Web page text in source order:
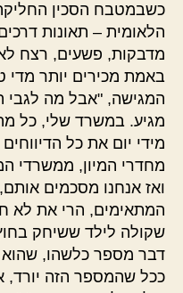
כשבמטבח הסכין
הלאומית – תאונות
מדבקות, פשעים, רצח לא
באמת מכירים יותר מדי
המגישה, "אבל מה לגבי
מגיע. במשרד שלי, כל
מידי יום את כל
מחדרי המיון, ממשרדי
ואז אנחנו מסכמים
המתאימים, הרי את לא
שקולה לילד ששיחק
דבר מספר כלשהו, שהוא
ככל שהמספר הזה יורד,